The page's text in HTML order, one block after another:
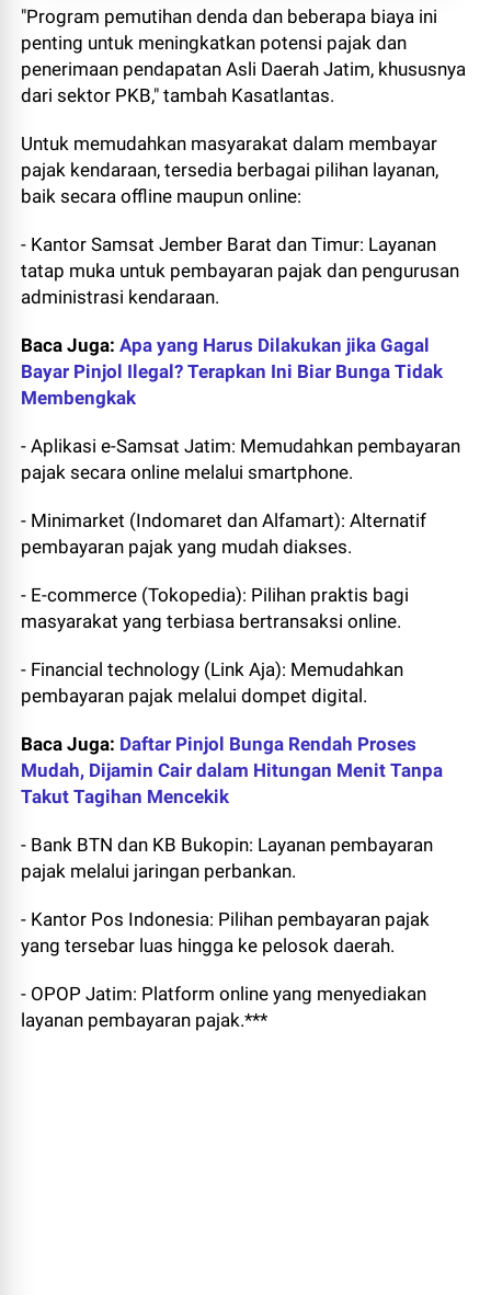
"Program pemutihan denda dan beberapa biaya ini
penting untuk meningkatkan potensi pajak dan
penerimaan pendapatan Asli Daerah Jatim, khususnya
dari sektor PKB," tambah Kasatlantas.
Untuk memudahkan masyarakat dalam membayar
pajak kendaraan, tersedia berbagai pilihan layanan,
baik secara offline maupun online:
- Kantor Samsat Jember Barat dan Timur: Layanan
tatap muka untuk pembayaran pajak dan pengurusan
administrasi kendaraan.
Baca Juga:Apa yang Harus Dilakukan jika Gagal
Bayar Pinjol Ilegal? Terapkan Ini Biar Bunga Tidak
Membengkak
- Aplikasi e-Samsat Jatim: Memudahkan pembayaran
pajak secara online melalui smartphone.
- Minimarket (Indomaret dan Alfamart): Alternatif
pembayaran pajak yang mudah diakses.
- E-commerce (Tokopedia): Pilihan praktis bagi
masyarakat yang terbiasa bertransaksi online.
- Financial technology (Link Aja): Memudahkan
pembayaran pajak melalui dompet digital.
Baca Juga: Daftar Pinjol Bunga Rendah Proses
Mudah, Dijamin Cair dalam Hitungan Menit Tanpa
Takut Tagihan Mencekik
- Bank BTN dan KB Bukopin: Layanan pembayaran
pajak melalui jaringan perbankan.
- Kantor Pos Indonesia: Pilihan pembayaran pajak
yang tersebar luas hingga ke pelosok daerah.
- OPOP Jatim: Platform online yang menyediakan
layanan pembayaran pajak.***